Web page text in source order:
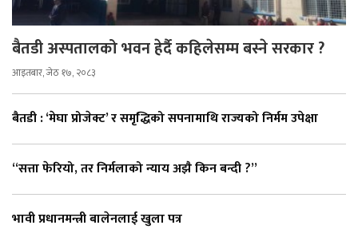
बैतडी अस्पतालको भवन हेर्दै कहिलेसम्म बस्ने सरकार ?
आइतबार, जेठ १७, २०८३
बैतडी : ‘मेघा प्रोजेक्ट’ र समृद्धिको सपनामाथि राज्यको निर्मम उपेक्षा
“सत्ता फेरियो, तर निर्मलाको न्याय अझै किन बन्दी ?”
भावी प्रधानमन्त्री बालेनलाई खुला पत्र